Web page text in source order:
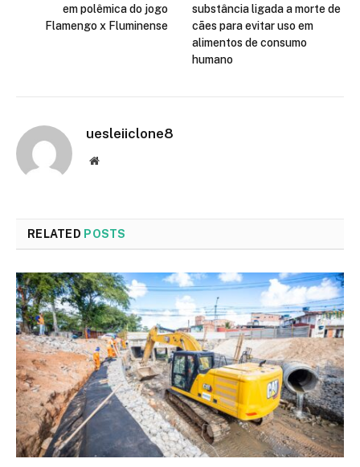
em polêmica do jogo
Flamengo x Fluminense
substância ligada a morte de
cães para evitar uso em
alimentos de consumo
humano
uesleiiclone8
Website
RELATED POSTS